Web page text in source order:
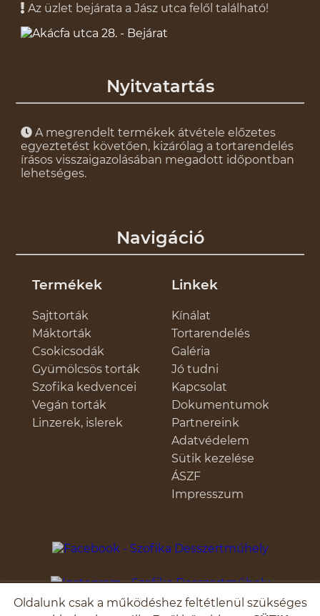
Az üzlet bejárata a Jász utca felől található!
Nyitvatartás
A megrendelt termékek átvétele előzetes
egyeztetést követően, kizárólag a tortarendelés
írásos visszaigazolásában megadott időpontban
lehetséges.
Navigáció
Termékek
Sajttorták
Máktorták
Csokicsodák
Gyümölcsös torták
Szofika kedvencei
Vegán torták
Linzerek, islerek
Linkek
Kínálat
Tortarendelés
Galéria
Jó tudni
Kapcsolat
Dokumentumok
Partnereink
Adatvédelem
Sütik kezelése
ÁSZF
Impresszum
Oldalunk csak a működéshez feltétlenül szükséges